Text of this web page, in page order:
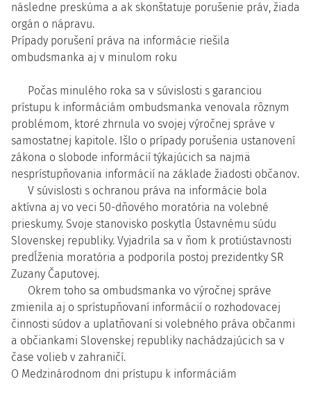
následne preskúma a ak skonštatuje porušenie práv, žiada
orgán o nápravu.
Prípady porušení práva na informácie riešila
ombudsmanka aj v minulom roku
Počas minulého roka sa v súvislosti s garanciou
prístupu k informáciám ombudsmanka venovala rôznym
problémom, ktoré zhrnula vo svojej výročnej správe v
samostatnej kapitole. Išlo o prípady porušenia ustanovení
zákona o slobode informácií týkajúcich sa najmä
nesprístupňovania informácií na základe žiadosti občanov.
V súvislosti s ochranou práva na informácie bola
aktívna aj vo veci 50-dňového moratória na volebné
prieskumy. Svoje stanovisko poskytla Ústavnému súdu
Slovenskej republiky. Vyjadrila sa v ňom k protiústavnosti
predĺženia moratória a podporila postoj prezidentky SR
Zuzany Čaputovej.
Okrem toho sa ombudsmanka vo výročnej správe
zmienila aj o sprístupňovaní informácií o rozhodovacej
činnosti súdov a uplatňovaní si volebného práva občanmi
a občiankami Slovenskej republiky nachádzajúcich sa v
čase volieb v zahraničí.
O Medzinárodnom dni prístupu k informáciám